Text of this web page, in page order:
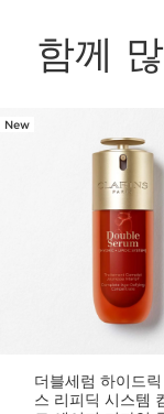
함께
컨텐츠로 이동하기
New
더블세럼 하이드릭
스 리피딕 시스템